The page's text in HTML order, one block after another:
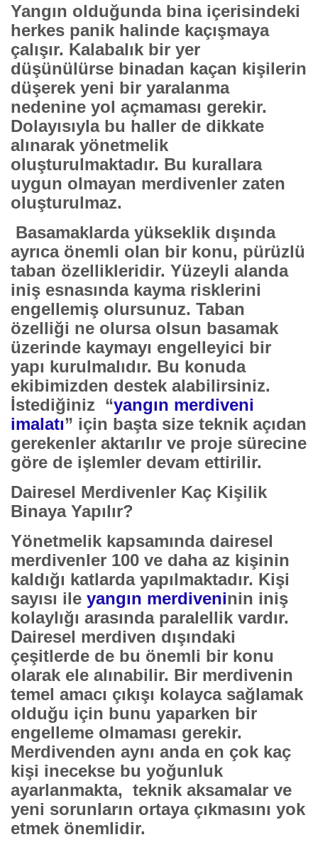
Yangın olduğunda bina içerisindeki
herkes panik halinde kaçışmaya
çalışır. Kalabalık bir yer
düşünülürse binadan kaçan kişilerin
düşerek yeni bir yaralanma
nedenine yol açmaması gerekir.
Dolayısıyla bu haller de dikkate
alınarak yönetmelik
oluşturulmaktadır. Bu kurallara
uygun olmayan merdivenler zaten
oluşturulmaz.
Basamaklarda yükseklik dışında
ayrıca önemli olan bir konu, pürüzlü
taban özellikleridir. Yüzeyli alanda
iniş esnasında kayma risklerini
engellemiş olursunuz. Taban
özelliği ne olursa olsun basamak
üzerinde kaymayı engelleyici bir
yapı kurulmalıdır. Bu konuda
ekibimizden destek alabilirsiniz.
İstediğiniz “yangın merdiveni
imalatı” için başta size teknik açıdan
gerekenler aktarılır ve proje sürecine
göre de işlemler devam ettirilir.
Dairesel Merdivenler Kaç Kişilik
Binaya Yapılır?
Yönetmelik kapsamında dairesel
merdivenler 100 ve daha az kişinin
kaldığı katlarda yapılmaktadır. Kişi
sayısı ile yangın merdiveninin iniş
kolaylığı arasında paralellik vardır.
Dairesel merdiven dışındaki
çeşitlerde de bu önemli bir konu
olarak ele alınabilir. Bir merdivenin
temel amacı çıkışı kolayca sağlamak
olduğu için bunu yaparken bir
engelleme olmaması gerekir.
Merdivenden aynı anda en çok kaç
kişi inecekse bu yoğunluk
ayarlanmakta, teknik aksamalar ve
yeni sorunların ortaya çıkmasını yok
etmek önemlidir.